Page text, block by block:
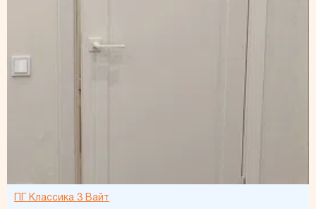
ПГ Классика 3 Вайт